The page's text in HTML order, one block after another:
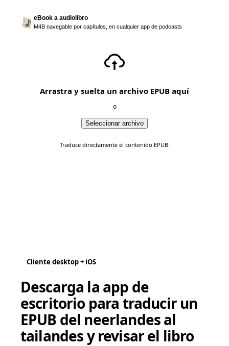
eBook a audiolibro
M4B navegable por capítulos, en cualquier app de podcasts
Arrastra y suelta un archivo EPUB aquí
o
Seleccionar archivo
Traduce directamente el contenido EPUB.
Cliente desktop + iOS
Descarga la app de
escritorio para traducir un
EPUB del neerlandes al
tailandes y revisar el libro